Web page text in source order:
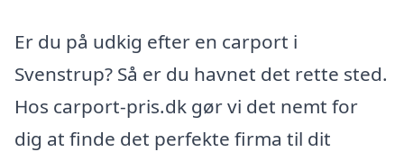
Er du på udkig efter en carport i
Svenstrup? Så er du havnet det rette sted.
Hos carport-pris.dk gør vi det nemt for
dig at finde det perfekte firma til dit